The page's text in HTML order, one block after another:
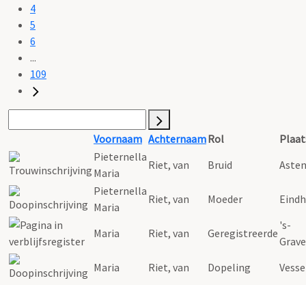
4
5
6
...
109
Voornaam AchternaamRol
Pieternella
Maria
Riet, van Bruid
Asten
Pieternella
Maria
Riet, van Moeder
Maria Riet, van Geregistreerde
's-
Maria
Riet, van Dopeling